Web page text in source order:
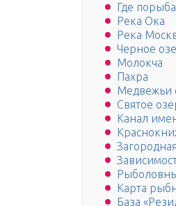
Где
Река Ока
Река
Черное
Молокча
Пахра
Медвежьи
Святое
Канал
Карта
База